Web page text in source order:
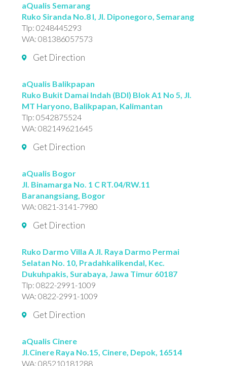
aQualis Semarang
Ruko Siranda No.8 I, Jl. Diponegoro, Semarang
Tlp:0248445293
WA:081386057573
Get Direction
aQualis Balikpapan
Ruko Bukit Damai Indah (BDI) Blok A1 No 5, Jl.
MT Haryono, Balikpapan, Kalimantan
Tlp:0542875524
WA:082149621645
Get Direction
aQualis Bogor
Jl. Binamarga No. 1 C RT.04/RW.11
Baranangsiang, Bogor
WA:0821-3141-7980
Get Direction
Ruko Darmo Villa A Jl. Raya Darmo Permai
Selatan No. 10, Pradahkalikendal, Kec.
Dukuhpakis, Surabaya, Jawa Timur 60187
Tlp:0822-2991-1009
WA:0822-2991-1009
Get Direction
aQualis Cinere
Jl.Cinere Raya No.15, Cinere, Depok, 16514
WA:085210181288